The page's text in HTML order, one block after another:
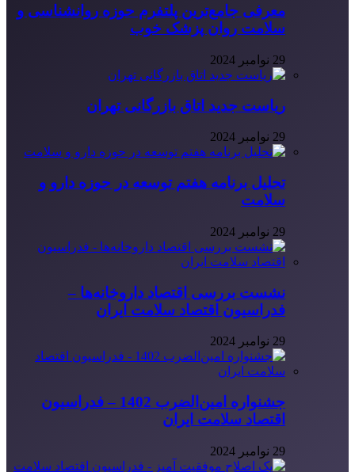
معرفی جامع‌ترین پلتفرم حوزه روانشناسی و
سلامت روان پزشک خوب
29 نوامبر 2024
ریاست جدید اتاق بازرگانی تهران
29 نوامبر 2024
تحلیل برنامه هفتم توسعه در حوزه دارو و
سلامت
29 نوامبر 2024
نشست بررسی اقتصاد داروخانه‌ها –
فدراسیون اقتصاد سلامت ایران
29 نوامبر 2024
جشنواره امین‌الضرب 1402 – فدراسیون
اقتصاد سلامت ایران
29 نوامبر 2024